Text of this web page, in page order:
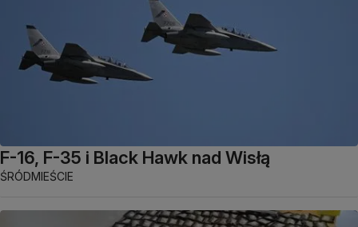
F-16, F-35 i Black Hawk nad Wisłą
ŚRÓDMIEŚCIE